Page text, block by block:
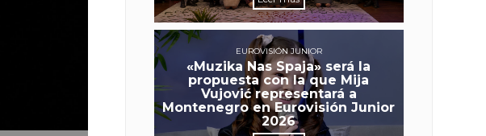
EUROVISIÓN JUNIOR
«Muzika Nas Spaja» será la
propuesta con la que Mija
Vujović representará a
Montenegro en Eurovisión Junior
2026